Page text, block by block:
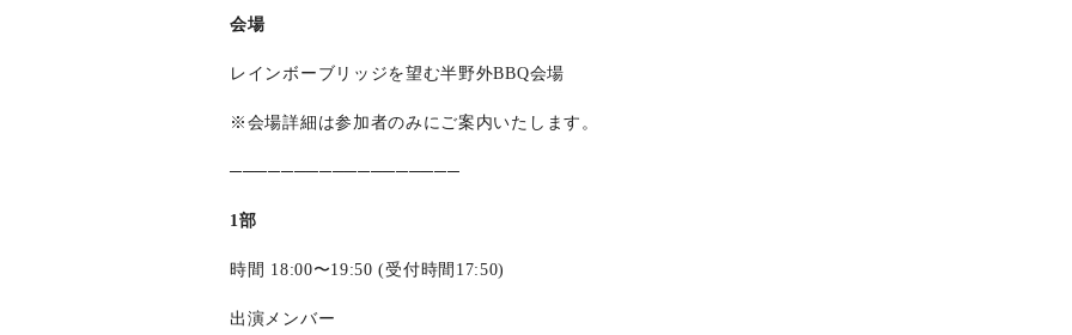
会場
レインボーブリッジを望む半野外BBQ会場
※会場詳細は参加者のみにご案内いたします。
──────────────────
1部
時間 18:00〜19:50 (受付時間17:50)
出演メンバー